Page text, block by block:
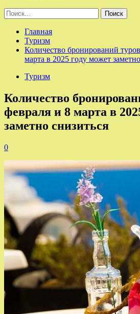
Найти:
Главная
Туризм
Количество бронирований
марта в 2025 году может
Туризм
Количество
февраля и 8 марта в
заметно снизиться
0